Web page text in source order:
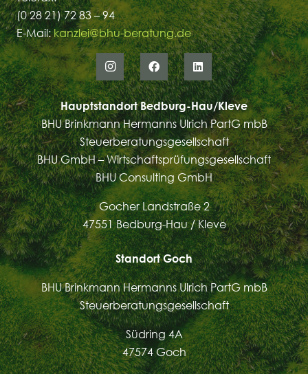
(0 28 21) 72 83 – 94
E-Mail:kanzlei@bhu-beratung.de
Hauptstandort Bedburg-Hau/Kleve
BHU Brinkmann Hermanns Ulrich PartG mbB
Steuerberatungsgesellschaft
BHU GmbH – Wirtschaftsprüfungsgesellschaft
BHU Consulting GmbH
Gocher Landstraße 2
47551 Bedburg-Hau / Kleve
Standort Goch
BHU Brinkmann Hermanns Ulrich PartG mbB
Steuerberatungsgesellschaft
Südring 4A
47574 Goch